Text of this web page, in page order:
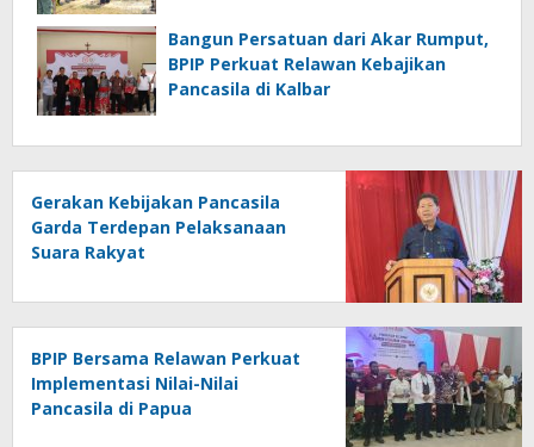
Bangun Persatuan dari Akar Rumput,
BPIP Perkuat Relawan Kebajikan
Pancasila di Kalbar
Gerakan Kebijakan Pancasila
Garda Terdepan Pelaksanaan
Suara Rakyat
BPIP Bersama Relawan Perkuat
Implementasi Nilai-Nilai
Pancasila di Papua